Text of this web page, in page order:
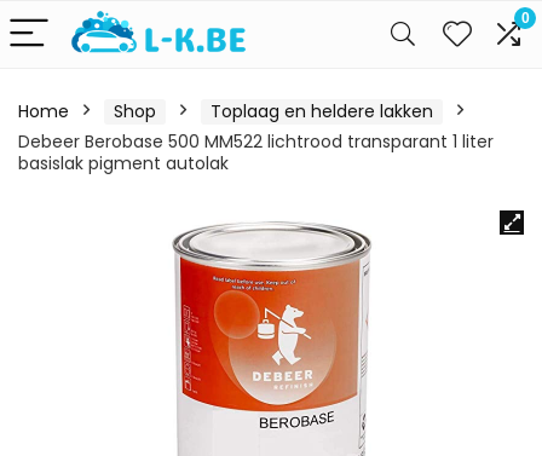
0
Home Shop
Toplaag en heldere lakken
Debeer Berobase 500 MM522 lichtrood transparant 1 liter
basislak pigment autolak